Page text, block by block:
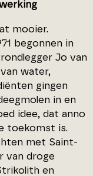
mooier.
begonnen in
Jo van
water,
gingen
in en
idee, dat anno
toekomst is.
met Saint-
van droge
en